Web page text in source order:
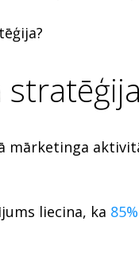
mārketinga
liecina, ka